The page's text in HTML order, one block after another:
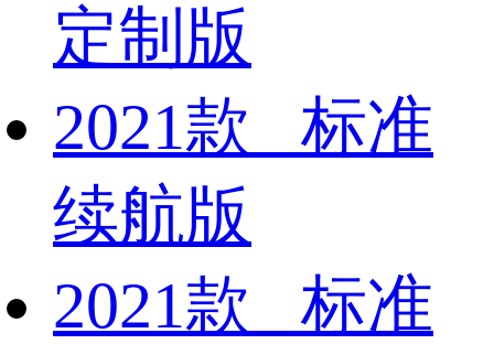
定制版
2021款 标准
续航版
2021款 标准